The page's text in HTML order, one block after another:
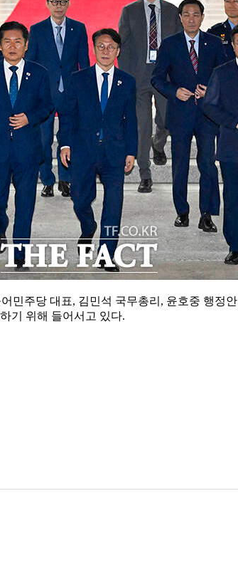
주당 대표, 김민석 국무총리, 윤호중 행정
기 위해 들어서고 있다.